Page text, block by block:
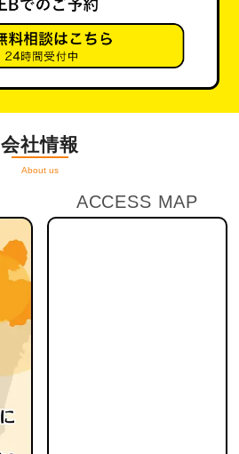
会社情報
About us
ACCESS MAP